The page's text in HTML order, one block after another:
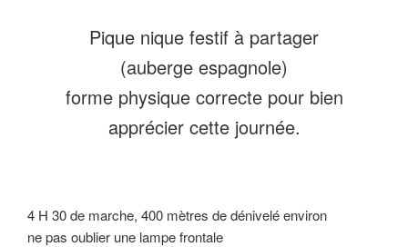
Pique nique festif à partager
(auberge espagnole)
forme physique correcte pour bien
apprécier cette journée.
4 H 30 de marche, 400 mètres de dénivelé environ
ne pas oublier une lampe frontale